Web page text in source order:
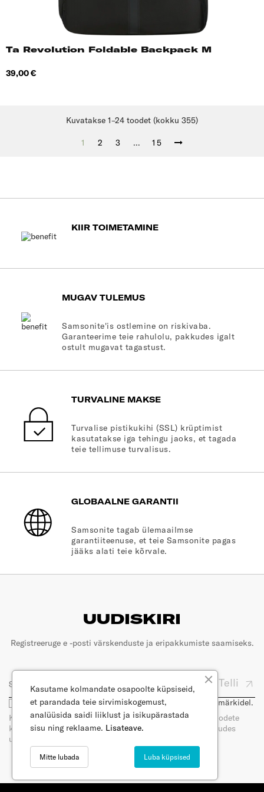
Ta Revolution Foldable Backpack M
Hind
39,00 €
Kuvatakse 1–24 toodet (kokku 355)
1 2 3 … 15
KIIR TOIMETAMINE
MUGAV TULEMUS
Samsonite'is ostlemine on riskivaba.
Garanteerime teie rahulolu, pakkudes igalt
ostult mugavat tagastust.
TURVALINE MAKSE
Turvalise pistikukihi (SSL) krüptimist
kasutatakse iga tehingu jaoks, et tagada
teie tellimuse turvalisus.
GLOBAALNE GARANTII
Samsonite tagab ülemaailmse
garantiiteenuse, et teie Samsonite pagas
jääks alati teie kõrvale.
UUDISKIRI
Registreeruge e -posti värskenduste ja eripakkumiste saamiseks.
Telli
Olen nõus, et minu e-posti kasutatakse turunduseesmärkidel.
Kui tellite meie uudiskirja, saate e-posti teel uudiseid toodete
kohta. Saate oma nõusoleku igal ajal tagasi võtta, loobudes
uudiskirja tellimisest. Lugege meie privaatsuspoliitikat.
Kasutame kolmandate osapoolte küpsiseid,
et parandada teie sirvimiskogemust,
analüüsida saidi liiklust ja isikupärastada
sisu ning reklaame. Lisateave.
Luba küpsised
Mitte lubada